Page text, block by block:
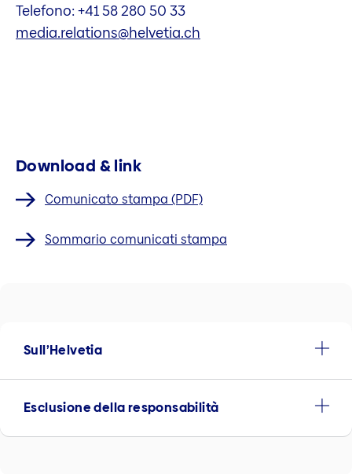
Telefono: +41 58 280 50 33
media.relations@helvetia.ch
Download & link
Comunicato stampa (PDF)
Sommario comunicati stampa
Sull’Helvetia
Esclusione della responsabilità